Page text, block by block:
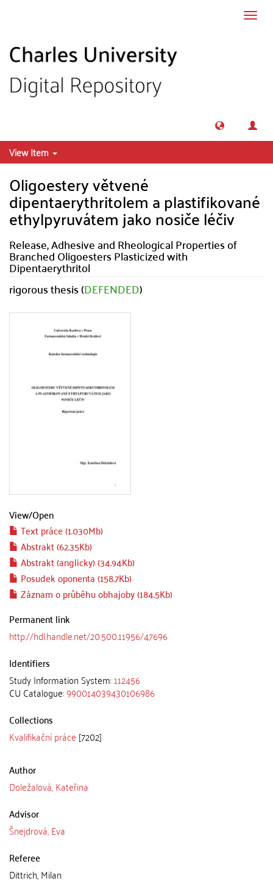
View Item
Oligoestery větvené
dipentaerythritolem a plastifikované
ethylpyruvátem jako nosiče léčiv
Release, Adhesive and Rheological Properties of
Branched Oligoesters Plasticized with
Dipentaerythritol
rigorous thesis (DEFENDED)
View/Open
Text práce (1.030Mb)
Abstrakt (62.35Kb)
Abstrakt (anglicky) (34.94Kb)
Posudek oponenta (158.7Kb)
Záznam o průběhu obhajoby (184.5Kb)
Permanent link
http://hdl.handle.net/20.500.11956/47696
Identifiers
Study Information System:112456
CU Catalogue:990014039430106986
Collections
Kvalifikační práce [7202]
Author
Doležalová, Kateřina
Advisor
Šnejdrová, Eva
Referee
Dittrich, Milan